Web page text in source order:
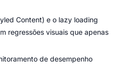
Content) e o lazy loading
regressões visuais que apenas
de desempenho